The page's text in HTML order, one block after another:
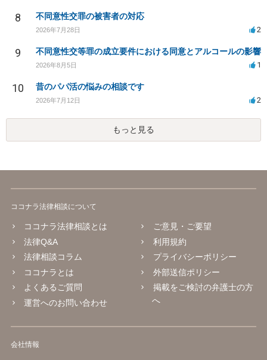
8 不同意性交罪の被害者の対応
2026年7月28日 2
9 不同意性交等罪の成立要件における同意とアルコールの影響
2026年8月5日 1
10 昔のパパ活の悩みの相談です
2026年7月12日 2
もっと見る
ココナラ法律相談について
ココナラ法律相談とは
法律Q&A
法律相談コラム
ココナラとは
よくあるご質問
運営へのお問い合わせ
ご意見・ご要望
利用規約
プライバシーポリシー
外部送信ポリシー
掲載をご検討の弁護士の方
へ
会社情報